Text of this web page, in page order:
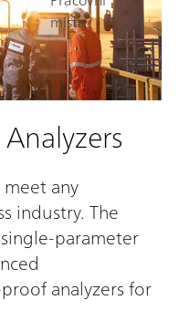
místa
any
industry. The
parameter
analyzers for